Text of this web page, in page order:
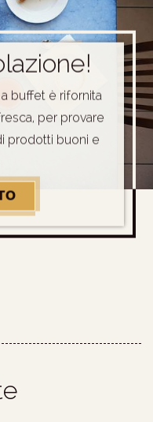
buffet è rifornita
per provare
prodotti buoni e
LA NOSTRA